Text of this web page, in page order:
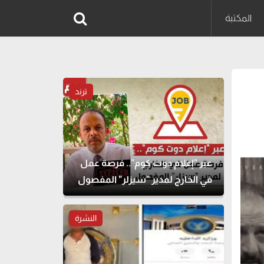
المكتبة
ترند
عبر "إعلام دوت كوم".. فرصة عمل
في الخارج لمدير "سيزلر" المفصول
النشرة